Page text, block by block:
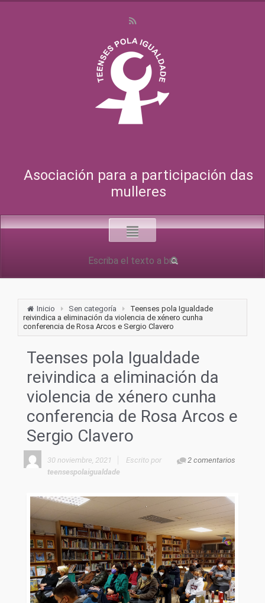
Asociación para a participación das
mulleres
Inicio Sen categoría
Teenses pola Igualdade
reivindica a eliminación da violencia de xénero cunha
conferencia de Rosa Arcos e Sergio Clavero
Teenses pola Igualdade
reivindica a eliminación da
violencia de xénero cunha
conferencia de Rosa Arcos e
Sergio Clavero
30 noviembre, 2021 2 comentarios
Escrito por
teensespolaigualdade